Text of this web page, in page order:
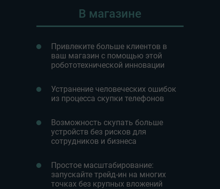
В магазине
Привлеките больше клиентов в
ваш магазин с помощью этой
робототехнической инновации
Устранение человеческих ошибок
из процесса скупки телефонов
Возможность скупать больше
устройств без рисков для
сотрудников и бизнеса
Простое масштабирование:
запускайте трейд-ин на многих
точках без крупных вложений